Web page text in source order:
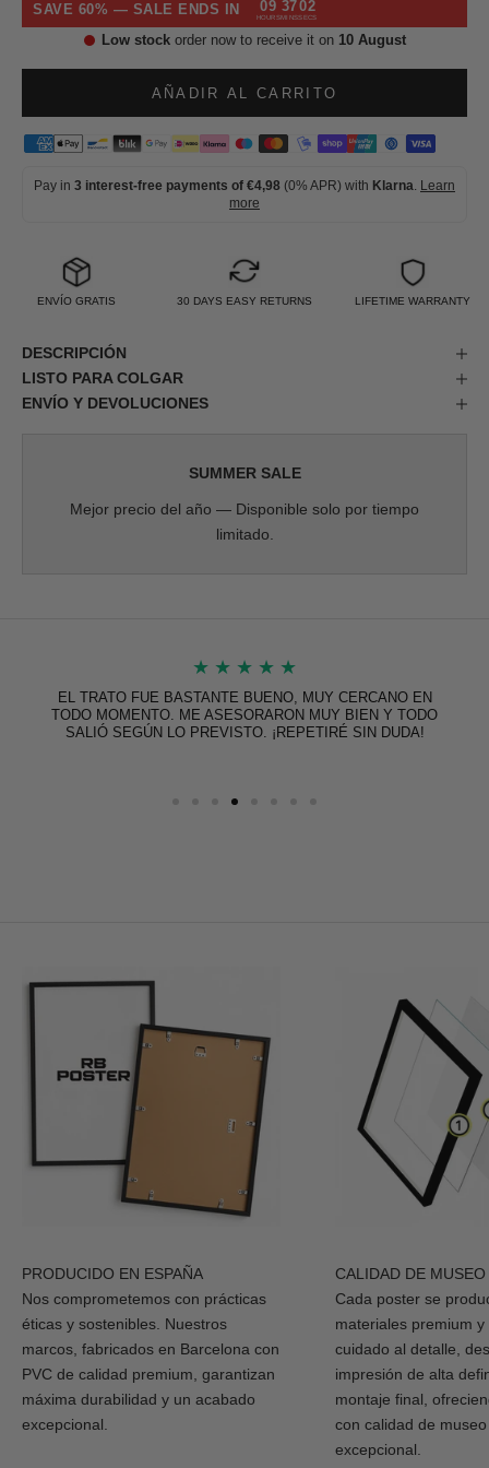
SAVE 60% — SALE ENDS IN 09
HOURS
37
MINS
02
SECS
Low stockorder now to receive it on 10 August
AÑADIR AL CARRITO
Pay in 3 interest-free payments of €4,98 (0% APR) with Klarna. Learn
more
ENVÍO GRATIS 30 DAYS EASY RETURNS LIFETIME WARRANTY
DESCRIPCIÓN
LISTO PARA COLGAR
ENVÍO Y DEVOLUCIONES
SUMMER SALE
Mejor precio del año — Disponible solo por tiempo
limitado.
★ ★ ★ ★ ★
EL TRATO FUE BASTANTE BUENO, MUY CERCANO EN
TODO MOMENTO. ME ASESORARON MUY BIEN Y TODO
SALIÓ SEGÚN LO PREVISTO. ¡REPETIRÉ SIN DUDA!
PRODUCIDO EN ESPAÑA
Nos comprometemos con prácticas
éticas y sostenibles. Nuestros
marcos, fabricados en Barcelona con
PVC de calidad premium, garantizan
máxima durabilidad y un acabado
excepcional.
CALIDAD DE MUSEO
Cada poster se
materiales premium
cuidado al detalle,
impresión de alta
montaje final,
con calidad de
excepcional.